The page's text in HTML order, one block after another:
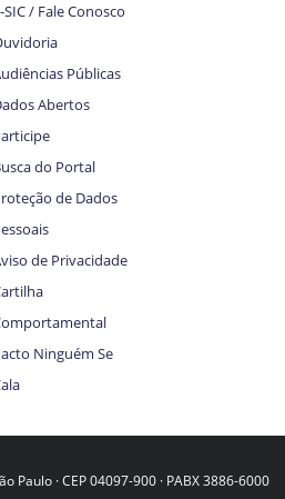
SIC / Fale Conosco
Públicas
Abertos
do Portal
de Dados
de Privacidade
Ninguém Se
Paulo · CEP 04097-900 · PABX 3886-6000